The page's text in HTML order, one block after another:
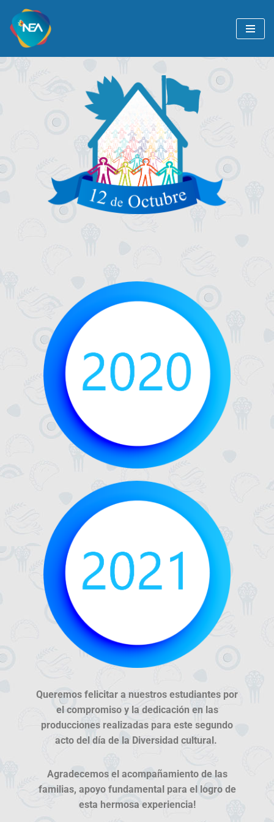
Ir
Queremos felicitar a nuestros estudiantes por
el compromiso y la dedicación en las
producciones realizadas para este segundo
acto del día de la Diversidad cultural.
Agradecemos el acompañamiento de las
familias, apoyo fundamental para el logro de
esta hermosa experiencia!